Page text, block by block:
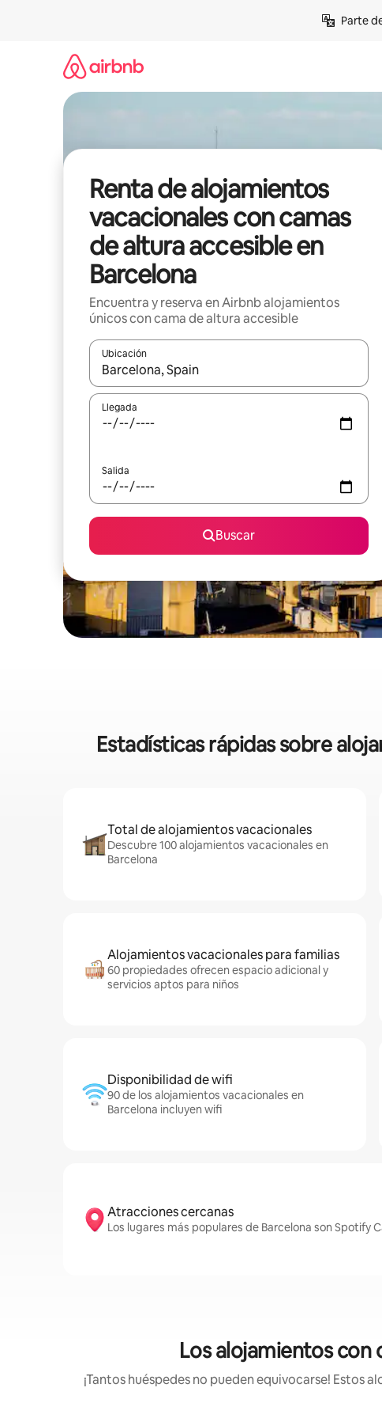
Parte
Renta de alojamientos
vacacionales con camas
de altura accesible en
Barcelona
Encuentra y reserva en Airbnb alojamientos
únicos con cama de altura accesible
Ubicación
Cuando los resultados estén disponibles, podrás
Llegada
Salida
Buscar
Estadísticas rápidas sobre
Total de alojamientos vacacionales
Descubre 100 alojamientos vacacionales en
Barcelona
Alojamientos vacacionales para familias
60 propiedades ofrecen espacio adicional y
servicios aptos para niños
Disponibilidad de wifi
90 de los alojamientos vacacionales en
Barcelona incluyen wifi
Atracciones cercanas
Los lugares más populares de Barcelona son Spotify
Los alojamientos con
¡Tantos huéspedes no pueden equivocarse!